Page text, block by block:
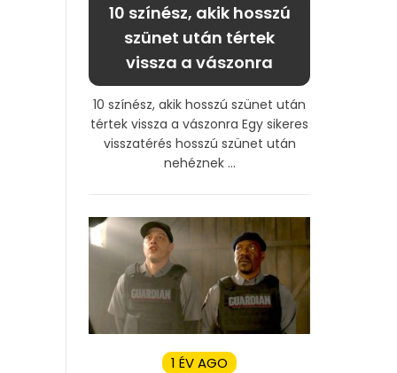
10 színész, akik hosszú
szünet után tértek
vissza a vászonra
10 színész, akik hosszú szünet után
tértek vissza a vászonra Egy sikeres
visszatérés hosszú szünet után
nehéznek ...
1 ÉV AGO